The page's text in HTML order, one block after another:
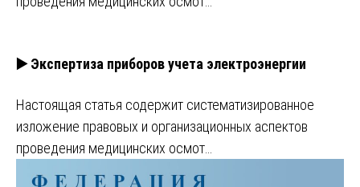
▶️ Экспертиза приборов учета электроэнергии
Настоящая статья содержит систематизированное
изложение правовых и организационных аспектов
проведения медицинских осмот…